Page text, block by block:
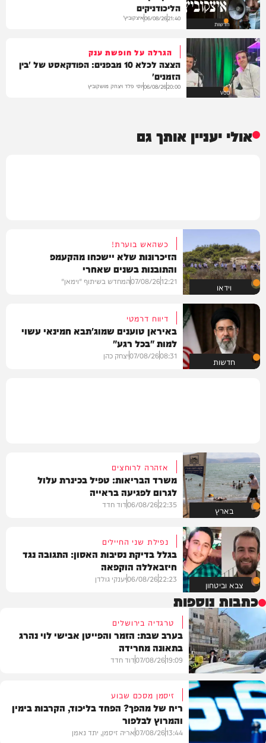
חדשות
הליכודניקים
21:40
06/08/26איצקוביץ'
VOD
הגרלה על חופשת ענק
הצצה לכלא 10 מבפנים: הפודקאסט של 'בין
הזמנים'
20:00
06/08/26יוסי פלד ויצחק מושקוביץ
אולי יעניין אותך גם
וידאו
כשהאש בוערת!
הזיכרונות שלא יישכחו מהקעמפ
והתובנות בשנים שאחרי
12:21
07/08/26המחדש בשיתוף "וימאן"
חדשות
דיווח דרמטי
באיראן טוענים שמוג'תבא חמינאי עשוי
למות "בכל רגע"
08:31
07/08/26יצחק כהן
בארץ
אזהרה לרוחצים
משרד הבריאות: טפיל בכינרת עלול
לגרום לפגיעה בראייה
22:35
06/08/26דוד חדד
צבא וביטחון
נפילת שני החיילים
בגלל בדיקת נסיבות האסון: התגובה נגד
חיזבאללה הוקפאה
22:23
06/08/26יענקי גולדן
כתבות נוספות
בארץ
טרגדיה בירושלים
בערב שבת: הזמר והפייטן אבישי לוי נהרג
בתאונה מחרידה
19:09
07/08/26דוד חדד
זיסמן מסכם שבוע
ריח של מהפך? הפחד בליכוד, הקרבות בימין
והמרוץ לבלפור
13:44
07/08/26אריה זיסמן, יתד נאמן